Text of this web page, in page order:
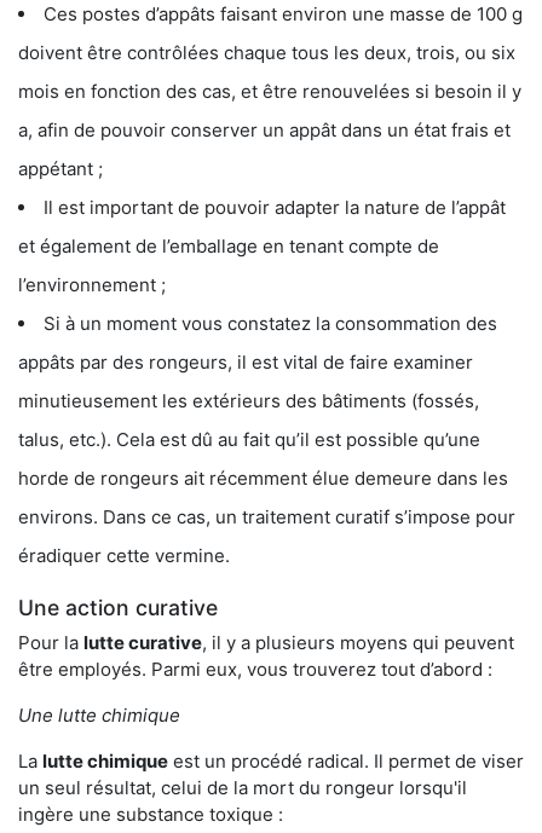
Ces postes d’appâts faisant environ une masse de 100 g
doivent être contrôlées chaque tous les deux, trois, ou six
mois en fonction des cas, et être renouvelées si besoin il y
a, afin de pouvoir conserver un appât dans un état frais et
appétant ;
Il est important de pouvoir adapter la nature de l’appât
et également de l’emballage en tenant compte de
l’environnement ;
Si à un moment vous constatez la consommation des
appâts par des rongeurs, il est vital de faire examiner
minutieusement les extérieurs des bâtiments (fossés,
talus, etc.). Cela est dû au fait qu’il est possible qu’une
horde de rongeurs ait récemment élue demeure dans les
environs. Dans ce cas, un traitement curatif s’impose pour
éradiquer cette vermine.
Une action curative
Pour la lutte curative, il y a plusieurs moyens qui peuvent
être employés. Parmi eux, vous trouverez tout d’abord :
Une lutte chimique
La lutte chimique est un procédé radical. Il permet de viser
un seul résultat, celui de la mort du rongeur lorsqu'il
ingère une substance toxique :